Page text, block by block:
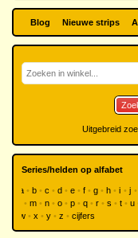
Blog Nieuwe strips
Uitgebreid
Series/helden op alfabet
a b c d e f g h i j
m n o p q r s t u
w
x y z cijfers